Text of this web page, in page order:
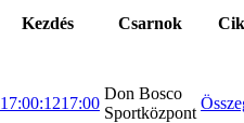
Kezdés Csarnok
17:00:1217:00
Don Bosco
Sportközpont